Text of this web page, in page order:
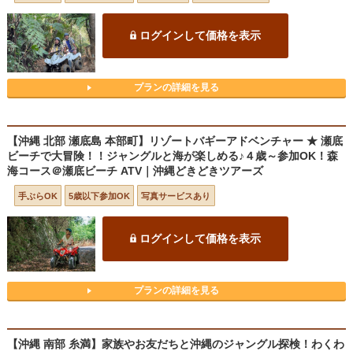
ログインして価格を表示
プランの詳細を見る
【沖縄 北部 瀬底島 本部町】リゾートバギーアドベンチャー ★ 瀬底
ビーチで大冒険！！ジャングルと海が楽しめる♪４歳～参加OK！森
海コース＠瀬底ビーチ ATV｜沖縄どきどきツアーズ
手ぶらOK 5歳以下参加OK 写真サービスあり
ログインして価格を表示
プランの詳細を見る
【沖縄 南部 糸満】家族やお友だちと沖縄のジャングル探検！わくわ